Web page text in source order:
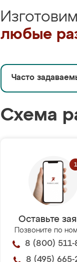
любые
Часто
Схема
Оставьте
Позвоните по
8 (800) 511-
8 (495) 665-